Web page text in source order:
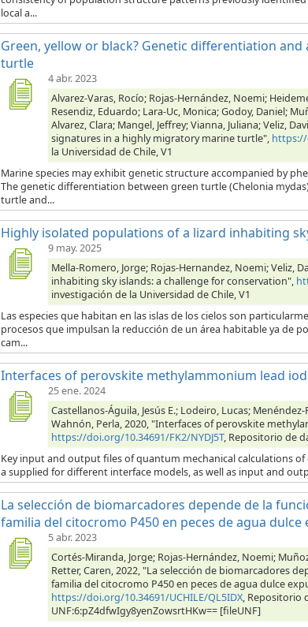
local a...
Green, yellow or black? Genetic differentiation
turtle
4 abr. 2023
Alvarez-Varas, Rocío; Rojas-Hernández, Noemi;
Resendiz, Eduardo; Lara-Uc, Monica; Godoy, Daniel;
Alvarez, Clara; Mangel, Jeffrey; Vianna, Juliana; Veliz,
signatures in a highly migratory marine turtle", https://
la Universidad de Chile, V1
Marine species may exhibit genetic structure accompanied by
The genetic differentiation between green turtle (Chelonia
turtle and...
Highly isolated populations of a lizard inhabiting
9 may. 2025
Mella-Romero, Jorge; Rojas-Hernandez, Noemi; Veliz,
inhabiting sky islands: a challenge for conservation",
investigación de la Universidad de Chile, V1
Las especies que habitan en las islas de los cielos son
procesos que impulsan la reducción de un área habitable ya de
cam...
Interfaces of perovskite methylammonium lead
25 ene. 2024
Castellanos-Águila, Jesús E.; Lodeiro, Lucas;
Wahnón, Perla, 2020, "Interfaces of perovskite
https://doi.org/10.34691/FK2/NYDJ5T, Repositorio de
Key input and output files of quantum mechanical calculations
a supplied for different interface models, as well as input and
La selección de biomarcadores depende de la
familia del citocromo P450 en peces de agua
5 abr. 2023
Cortés-Miranda, Jorge; Rojas-Hernández, Noemi;
Retter, Caren, 2022, "La selección de biomarcadores
familia del citocromo P450 en peces de agua dulce
https://doi.org/10.34691/UCHILE/QL5IDX, Repositorio
UNF:6:pZ4dfwIgy8yenZowsrtHKw== [fileUNF]